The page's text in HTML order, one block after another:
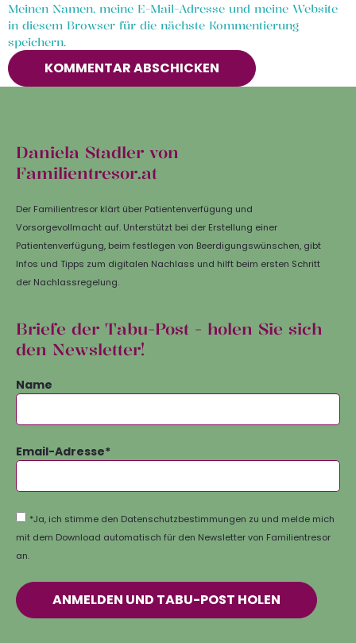
Meinen Namen, meine E-Mail-Adresse und meine Website
in diesem Browser für die nächste Kommentierung
speichern.
Daniela Stadler von
Familientresor.at
Der Familientresor klärt über Patientenverfügung und
Vorsorgevollmacht auf. Unterstützt bei der Erstellung einer
Patientenverfügung, beim festlegen von Beerdigungswünschen, gibt
Infos und Tipps zum digitalen Nachlass und hilft beim ersten Schritt
der Nachlassregelung.
Briefe der Tabu-Post - holen Sie sich
den Newsletter!
Name
Email-Adresse*
*Ja, ich stimme den Datenschutzbestimmungen zu und melde mich
mit dem Download automatisch für den Newsletter von Familientresor
an.